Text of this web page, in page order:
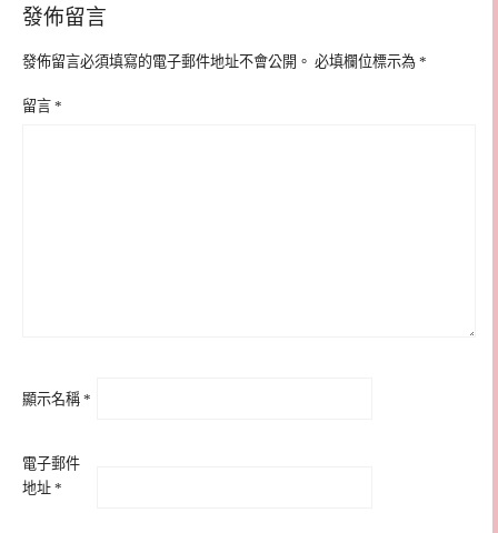
發佈留言
發佈留言必須填寫的電子郵件地址不會公開。 必填欄位標示為 *
留言 *
顯示名稱 *
電子郵件
地址 *